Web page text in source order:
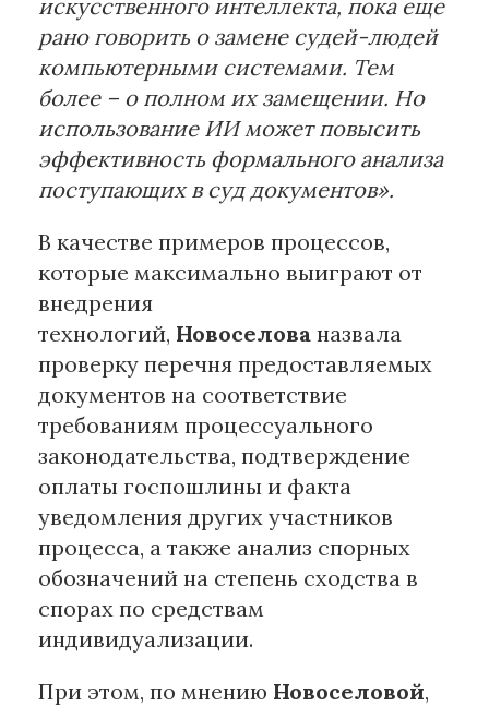
искусственного интеллекта, пока еще
рано говорить о замене судей-людей
компьютерными системами. Тем
более – о полном их замещении. Но
использование ИИ может повысить
эффективность формального анализа
поступающих в суд документов».
В качестве примеров процессов,
которые максимально выиграют от
внедрения
технологий, Новоселова назвала
проверку перечня предоставляемых
документов на соответствие
требованиям процессуального
законодательства, подтверждение
оплаты госпошлины и факта
уведомления других участников
процесса, а также анализ спорных
обозначений на степень сходства в
спорах по средствам
индивидуализации.
При этом, по мнению Новоселовой,